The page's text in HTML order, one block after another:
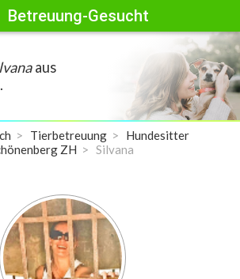
Betreuung-Gesucht
aus
Tierbetreuung
Hundesitter
ZH
Silvana